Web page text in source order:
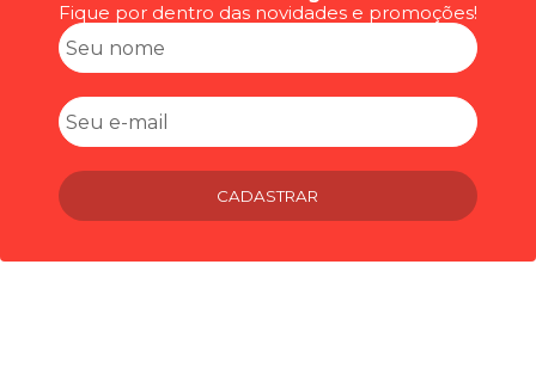
Fique por dentro das novidades e promoções!
CADASTRAR